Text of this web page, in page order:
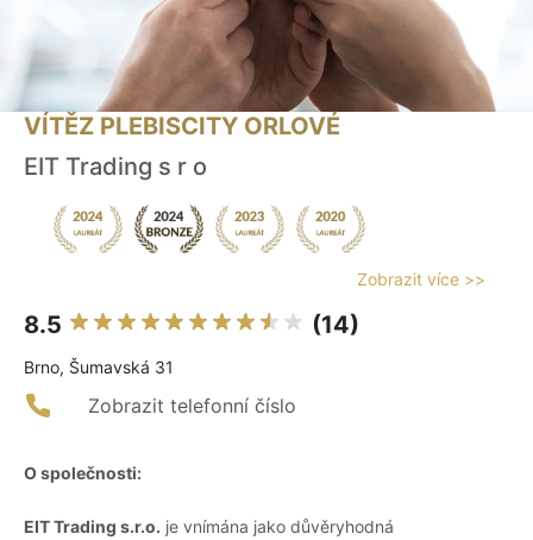
VÍTĚZ PLEBISCITY ORLOVÉ
EIT Trading s r o
Zobrazit více >>
8.5 (14)
Brno, Šumavská 31
Zobrazit telefonní číslo
O společnosti:
EIT Trading s.r.o. je vnímána jako důvěryhodná